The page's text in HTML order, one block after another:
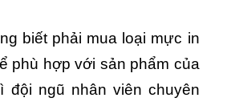
biết phải mua loại mực in
phù hợp với sản phẩm của
đội ngũ nhân viên chuyên